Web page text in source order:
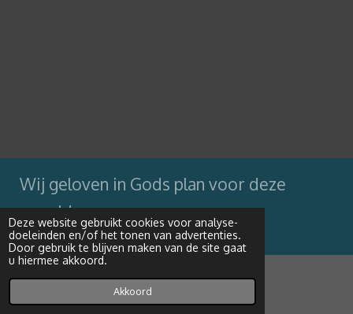
Deze website gebruikt cookies voor analyse-
doeleinden en/of het tonen van advertenties.
Door gebruik te blijven maken van de site gaat
u hiermee akkoord.
Akkoord
Wij geloven in Gods plan voor deze
wereld
Powered byJouwWeb